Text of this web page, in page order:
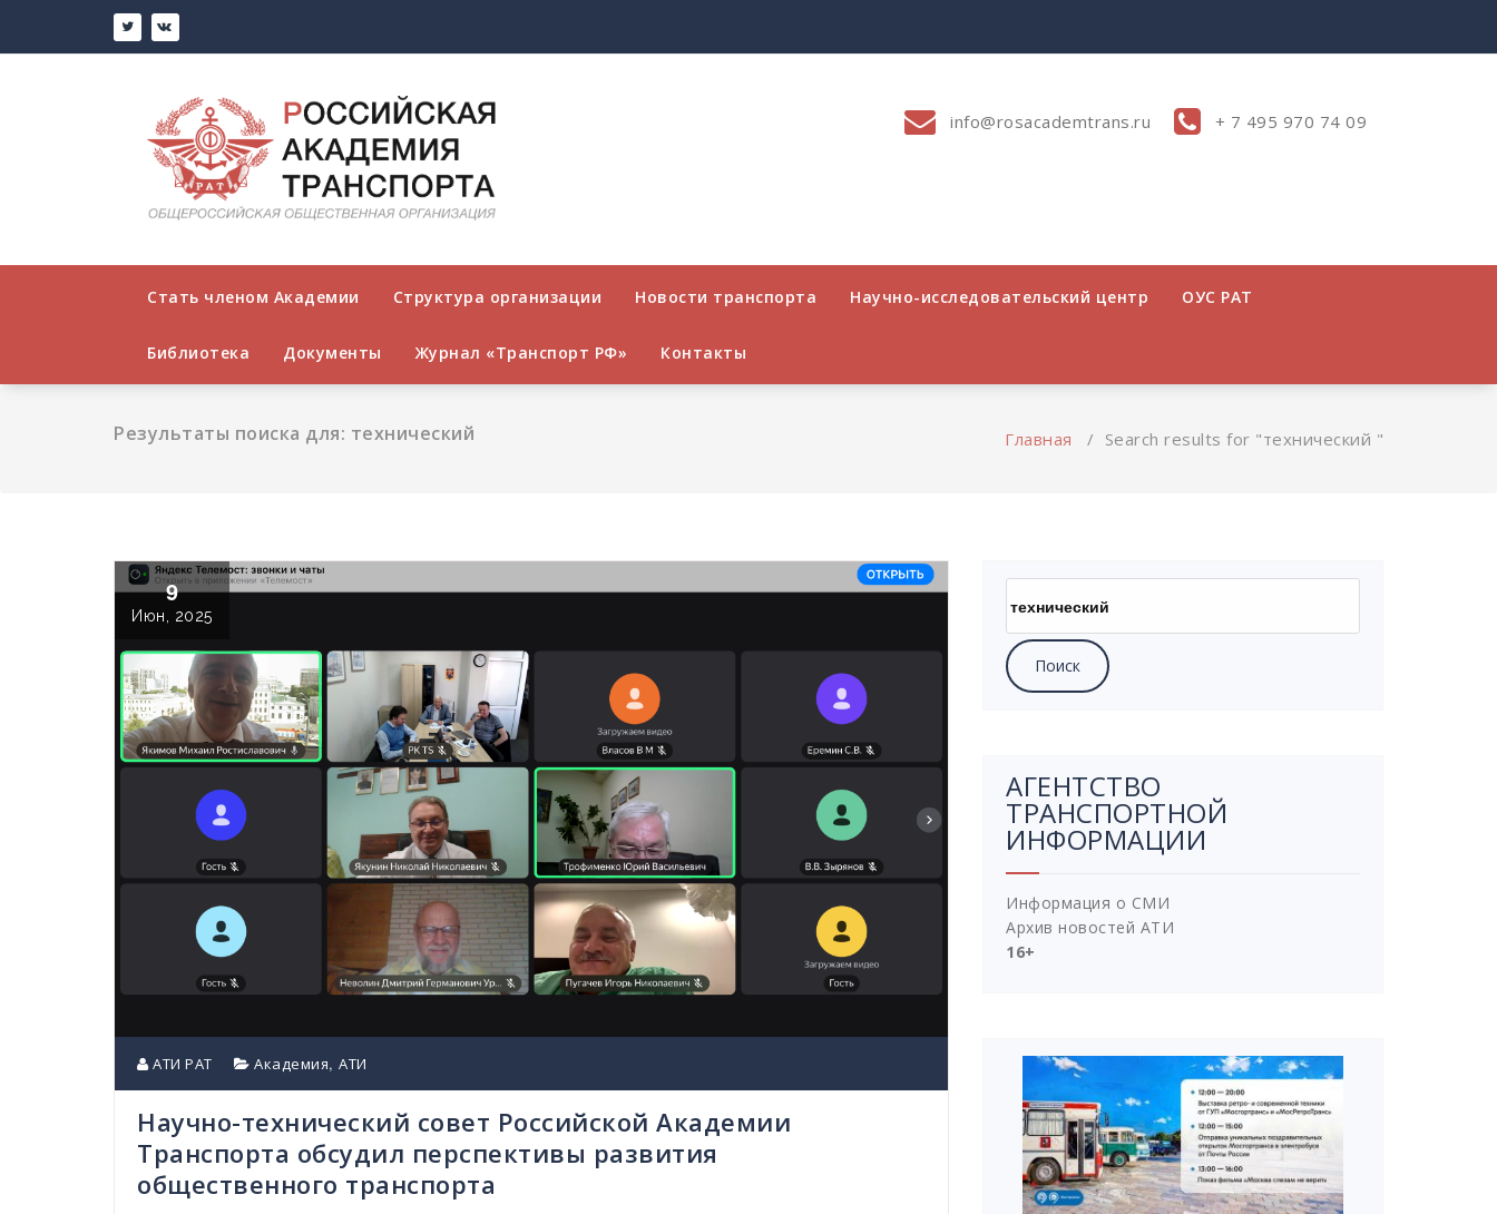
содержимому
info@rosacademtrans.ru + 7 495 970 74 09
Стать членом Академии Структура организации Новости транспорта Научно-исследовательский центр ОУС РАТ
Библиотека Документы Журнал «Транспорт РФ» Контакты
Результаты поиска для: технический Главная / Search results for "технический "
9
Июн, 2025
АТИ РАТ Академия, АТИ
Научно-технический совет Российской Академии
Транспорта обсудил перспективы развития
общественного транспорта
АГЕНТСТВО
ТРАНСПОРТНОЙ
ИНФОРМАЦИИ
Информация о СМИ
Архив новостей АТИ
16+